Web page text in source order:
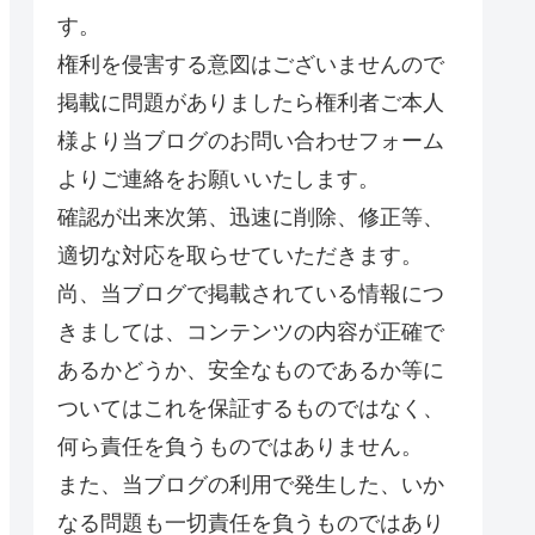
す。
権利を侵害する意図はございませんので
掲載に問題がありましたら権利者ご本人
様より当ブログのお問い合わせフォーム
よりご連絡をお願いいたします。
確認が出来次第、迅速に削除、修正等、
適切な対応を取らせていただきます。
尚、当ブログで掲載されている情報につ
きましては、コンテンツの内容が正確で
あるかどうか、安全なものであるか等に
ついてはこれを保証するものではなく、
何ら責任を負うものではありません。
また、当ブログの利用で発生した、いか
なる問題も一切責任を負うものではあり